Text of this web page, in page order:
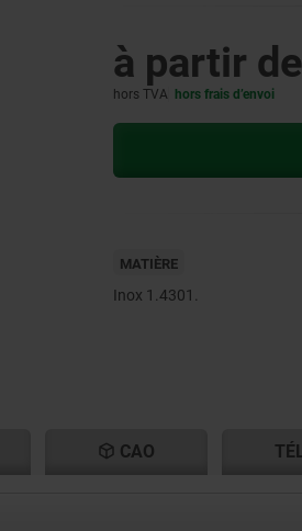
à partir de
hors TVA hors frais d’envoi
MATIÈRE
Inox 1.4301.
CAO